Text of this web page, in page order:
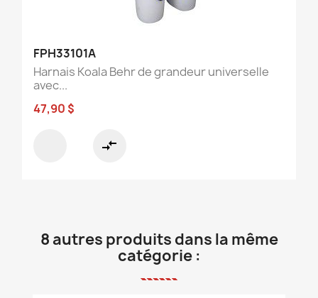
FPH33101A
Harnais Koala Behr de grandeur universelle
avec...
47,90 $
compare_arrows
8 autres produits dans la même
catégorie :